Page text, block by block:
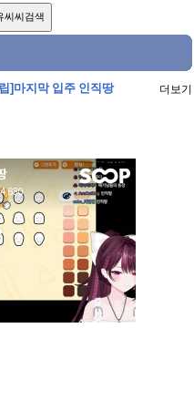
]마지막 입주 인직땅 더보기